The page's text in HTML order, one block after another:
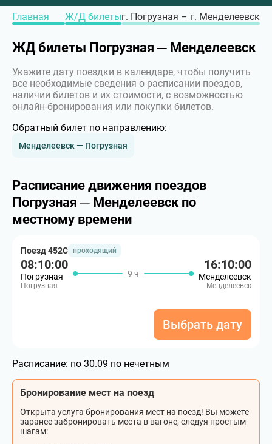
Главная Ж/Д билетыг. Погрузная – г. Менделеевск
ЖД билеты Погрузная ─ Менделеевск
Укажите дату поездки в календаре, чтобы получить
все необходимые сведения о расписании поездов,
наличии билетов и их стоимости, с возможностью
онлайн-бронирования или покупки билетов.
Обратный билет по направлению:
Менделеевск — Погрузная
Расписание движения поездов
Погрузная ─ Менделеевск по
местному времени
Поезд 452С проходящий
08:10:00
Погрузная
Погрузная
9 ч
16:10:00
Менделеевск
Менделеевск
Выбрать дату
Расписание: по 30.09 по нечетным
Бронирование мест на поезд
Открыта услуга бронирования мест на поезд! Вы можете
заранее забронировать места в вагоне, следуя простым
шагам: